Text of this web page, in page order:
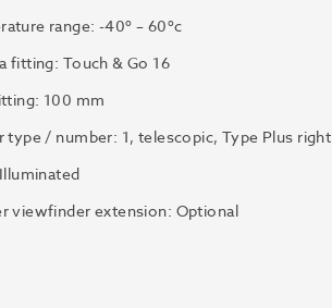
range: -40º – 60ºc
fitting: Touch & Go 16
100 mm
type / number: 1, telescopic, Type Plus right
viewfinder extension: Optional